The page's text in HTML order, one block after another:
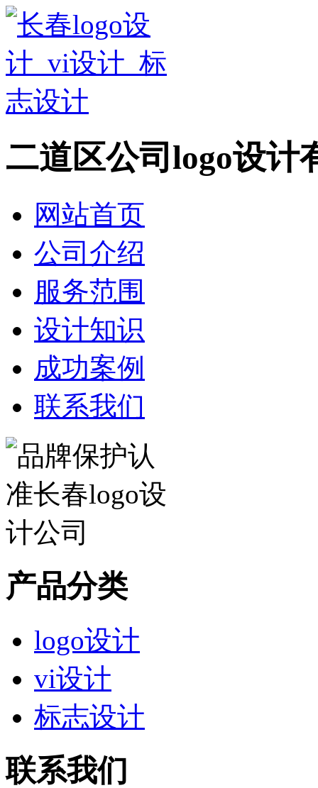
二道区公司logo设计
网站首页
公司介绍
服务范围
设计知识
成功案例
联系我们
产品分类
logo设计
vi设计
标志设计
联系我们